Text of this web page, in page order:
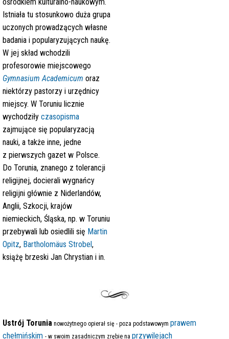
Istniała tu stosunkowo duża grupa
uczonych prowadzących własne
badania i popularyzujących naukę.
W jej skład wchodzili
profesorowie miejscowego
Gymnasium Academicum oraz
niektórzy pastorzy i urzędnicy
miejscy. W Toruniu licznie
wychodziły czasopisma
zajmujące się popularyzacją
nauki, a także inne, jedne
z pierwszych gazet w Polsce.
Do Torunia, znanego z tolerancji
religijnej, docierali wygnańcy
religijni głównie z Niderlandów,
Anglii, Szkocji, krajów
niemieckich, Śląska, np. w Toruniu
przebywali lub osiedlili się Martin
Opitz, Bartholomäus Strobel,
książę brzeski Jan Chrystian i in.
Ustrój Torunia nowożytnego opierał się - poza podstawowym prawem
chełmińskim - w swoim zasadniczym zrębie na przywilejach